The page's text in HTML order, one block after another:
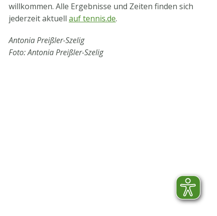
willkommen. Alle Ergebnisse und Zeiten finden sich
jederzeit aktuell auf tennis.de.
Antonia Preißler-Szelig
Foto: Antonia Preißler-Szelig